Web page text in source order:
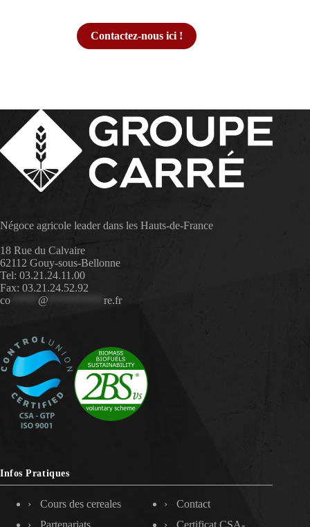
Contactez-nous ici !
Négoce agricole leader dans les Hauts-de-France
18 Rue du Calvaire
62112 Gouy-sous-Bellonne
Tel: 03.21.24.11.00
Fax: 03.21.24.52.92
co
@ re.fr
Infos Pratiques
Cours des cereales
Partenariats
Contact
Certificat CSA-